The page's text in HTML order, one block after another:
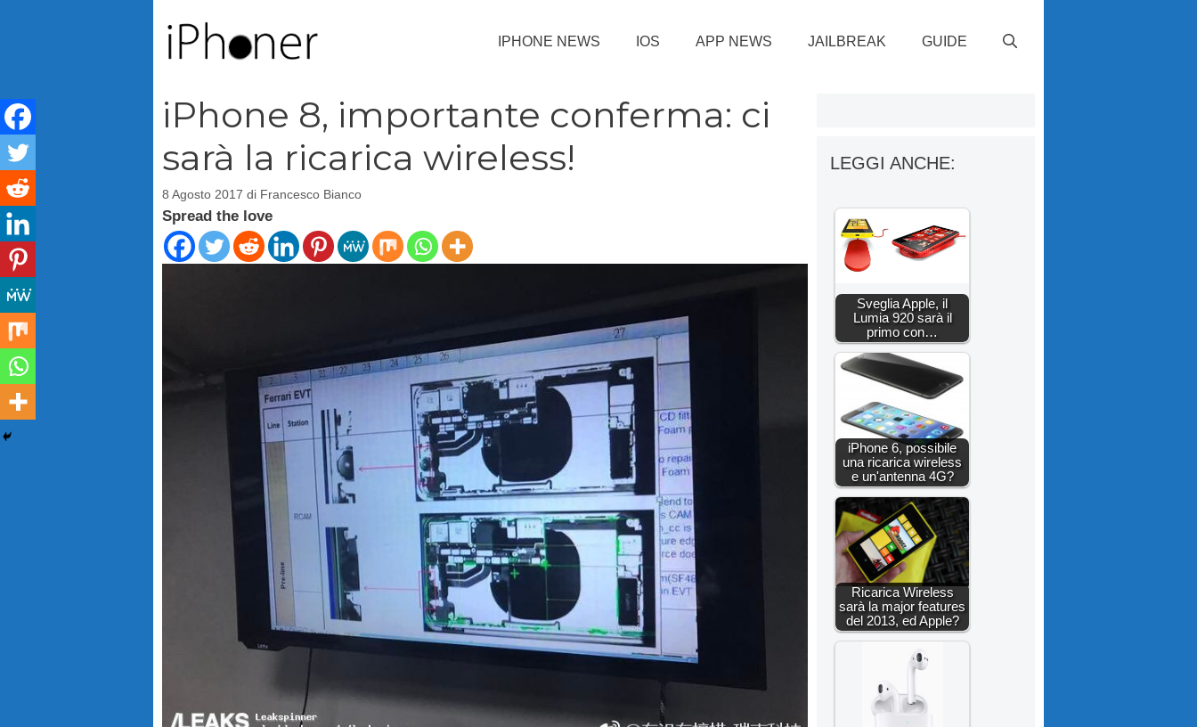
IPHONE NEWS IOS APP NEWS JAILBREAK GUIDE
iPhone 8, importante conferma: ci
sarà la ricarica wireless!
8 Agosto 2017 di Francesco Bianco
Spread the love
LEGGI ANCHE:
Sveglia Apple, il
Lumia 920 sarà il
primo con…
iPhone 6, possibile
una ricarica wireless
e un'antenna 4G?
Ricarica Wireless
sarà la major features
del 2013, ed Apple?